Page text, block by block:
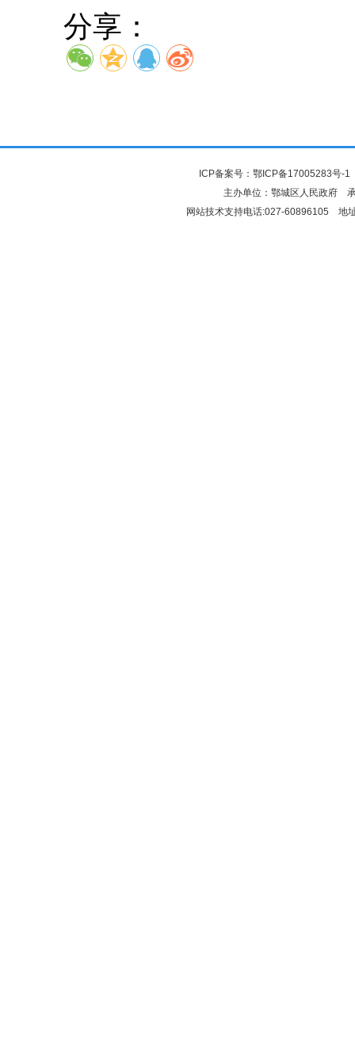
分享：
ICP备案号： 鄂ICP备17005283号-1
主办单位：鄂城区人民政府
网站技术支持电话:027-60896105 地